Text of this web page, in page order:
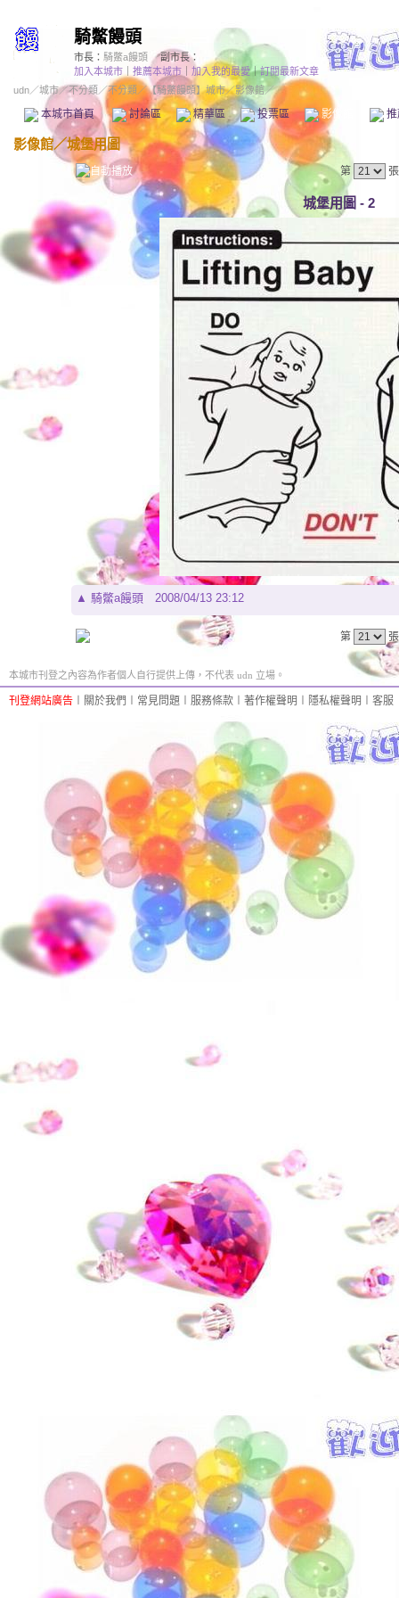
騎鱉饅頭
市長： 騎鱉a饅頭
副市長：
加入本城市
推薦本城市 加入我的最愛｜訂閱最新文章
udn／城市／不分類 ／不分類 ／【騎鱉饅頭】城市／影像館／
本城市首頁 討論區 精華區 投票區 影像館
影像館／城堡用圖
第
城堡用圖 - 2
▲ 騎鱉a饅頭 2008/04/13 23:12
第
本城市刊登之內容為作者個人自行提供上傳，不代表 udn 立場。
刊登網站廣告 關於我們 常見問題 服務條款 著作權聲明 隱私權聲明 客服